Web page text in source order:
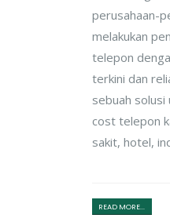
perusahaan-
melakukan
telepon
terkini dan
sebuah
cost telepon
sakit, hotel,
READ MORE...